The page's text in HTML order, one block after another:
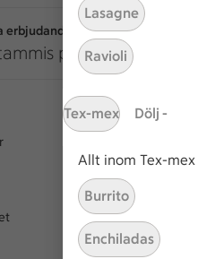
Lasagne
Ravioli
Tex-mex Dölj -
Allt inom Tex-mex
Burrito
Enchiladas
erbjudanden
på ICA